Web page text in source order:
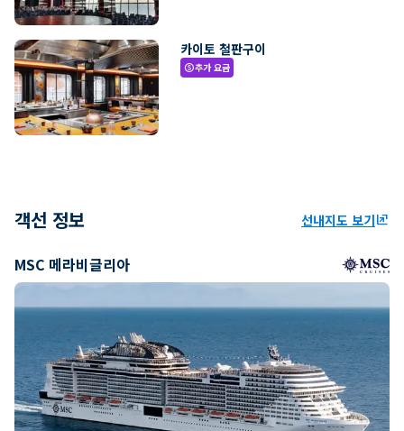
카이토 철판구이
paid추가 요금
객선 정보 선내지도 보기ungroup
MSC 메라비글리아